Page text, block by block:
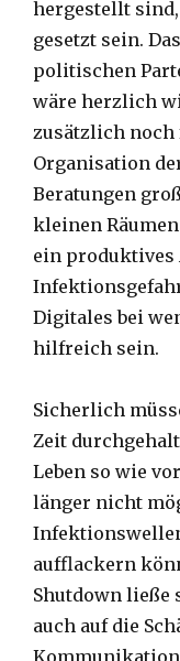
hergestellt
gesetzt sein.
politischen
wäre herzlich
zusätzlich noch
Organisation
Beratungen
kleinen
ein produktives
Digitales bei
hilfreich sein.
Sicherlich
Zeit
Leben so wie
länger nicht
aufflackern
Shutdown ließe
auch auf die